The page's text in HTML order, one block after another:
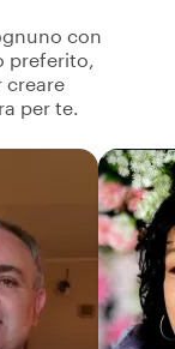
con
preferito,
creare
per te.